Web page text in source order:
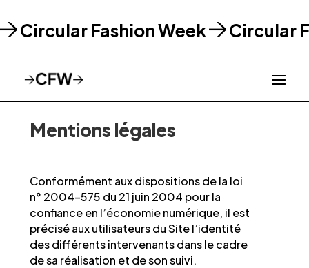
Circular Fashion Week Circular
Mentions légales
Conformément aux dispositions de la loi
n° 2004-575 du 21 juin 2004 pour la
confiance en l’économie numérique, il est
précisé aux utilisateurs du Site l’identité
des différents intervenants dans le cadre
de sa réalisation et de son suivi.